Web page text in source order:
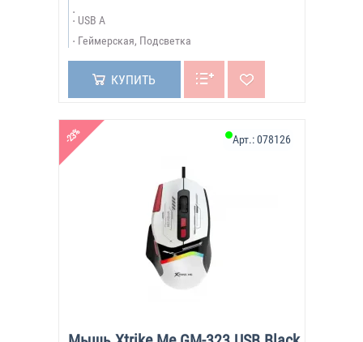
USB A
Геймерская, Подсветка
КУПИТЬ
-23% Арт.:078126